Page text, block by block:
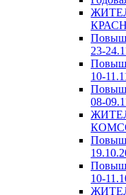
23-
10-
08-
10-